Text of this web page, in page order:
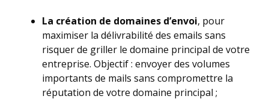
La création de domaines d’envoi, pour
maximiser la délivrabilité des emails sans
risquer de griller le domaine principal de votre
entreprise. Objectif : envoyer des volumes
importants de mails sans compromettre la
réputation de votre domaine principal ;